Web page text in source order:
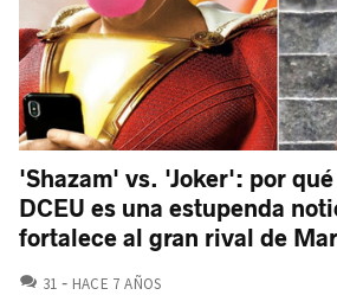
'Shazam' vs. 'Joker': por
DCEU es una estupenda
fortalece al gran rival de
31 COMENTARIOS
HACE 7 AÑOS